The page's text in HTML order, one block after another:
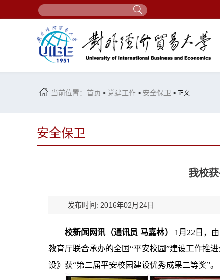
当前位置： 首页 > 党建工作 > 安全保卫 > 正文
安全保卫
我校
发布时间: 2016年02月24日
校新闻网讯（通讯员 马嘉林） 1 月 22 日，
教育厅联合承办的全国“平安校园”建设工作推
设》获“第二届平安校园建设优秀成果二等奖”。